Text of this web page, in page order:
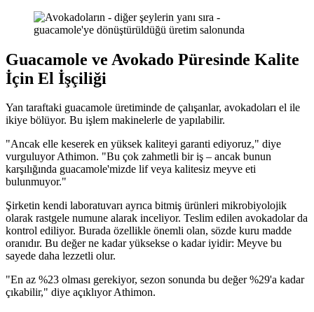
Guacamole ve Avokado Püresinde Kalite
İçin El İşçiliği
Yan taraftaki guacamole üretiminde de çalışanlar, avokadoları el ile
ikiye bölüyor. Bu işlem makinelerle de yapılabilir.
"Ancak elle keserek en yüksek kaliteyi garanti ediyoruz," diye
vurguluyor Athimon. "Bu çok zahmetli bir iş – ancak bunun
karşılığında guacamole'mizde lif veya kalitesiz meyve eti
bulunmuyor."
Şirketin kendi laboratuvarı ayrıca bitmiş ürünleri mikrobiyolojik
olarak rastgele numune alarak inceliyor. Teslim edilen avokadolar da
kontrol ediliyor. Burada özellikle önemli olan, sözde kuru madde
oranıdır. Bu değer ne kadar yüksekse o kadar iyidir: Meyve bu
sayede daha lezzetli olur.
"En az %23 olması gerekiyor, sezon sonunda bu değer %29'a kadar
çıkabilir," diye açıklıyor Athimon.